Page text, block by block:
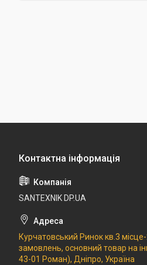
SANTEXNIK DP.UA
Курчатовський Ринок кв.3
замовлень, основний товар на
43-01 Роман), Дніпро, Україна